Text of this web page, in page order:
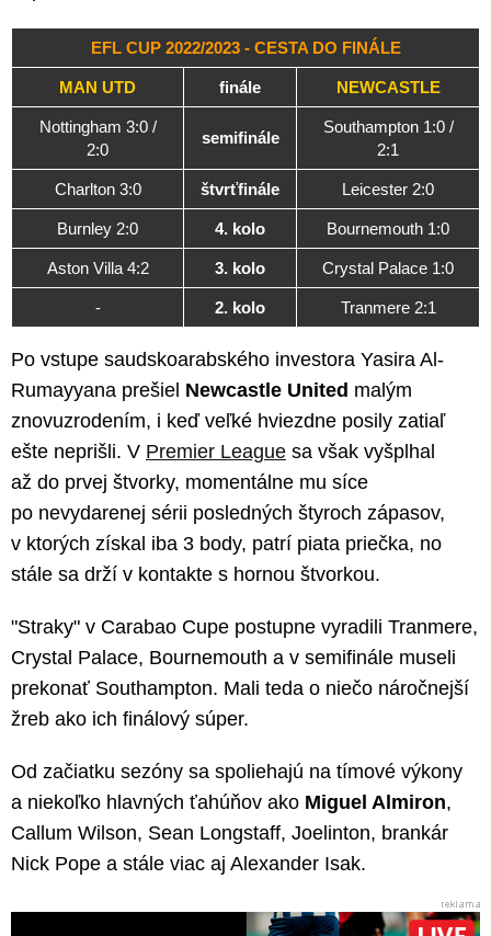
EFL CUP 2022/2023 - CESTA DO FINÁLE
MAN UTD finále NEWCASTLE
Nottingham 3:0 /
2:0
semifinále
Southampton 1:0 /
2:1
Charlton 3:0 štvrťfinále Leicester 2:0
Burnley 2:0 4. kolo Bournemouth 1:0
Aston Villa 4:2 3. kolo Crystal Palace 1:0
- 2. kolo Tranmere 2:1
Po vstupe saudskoarabského investora Yasira Al-
Rumayyana prešiel Newcastle United malým
znovuzrodením, i keď veľké hviezdne posily zatiaľ
ešte neprišli. V Premier League sa však vyšplhal
až do prvej štvorky, momentálne mu síce
po nevydarenej sérii posledných štyroch zápasov,
v ktorých získal iba 3 body, patrí piata priečka, no
stále sa drží v kontakte s hornou štvorkou.
"Straky" v Carabao Cupe postupne vyradili Tranmere,
Crystal Palace, Bournemouth a v semifinále museli
prekonať Southampton. Mali teda o niečo náročnejší
žreb ako ich finálový súper.
Od začiatku sezóny sa spoliehajú na tímové výkony
a niekoľko hlavných ťahúňov ako Miguel Almiron,
Callum Wilson, Sean Longstaff, Joelinton, brankár
Nick Pope a stále viac aj Alexander Isak.